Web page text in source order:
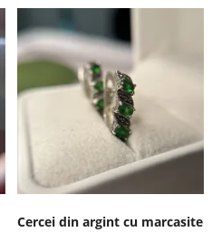
Cercei din argint cu marcasite